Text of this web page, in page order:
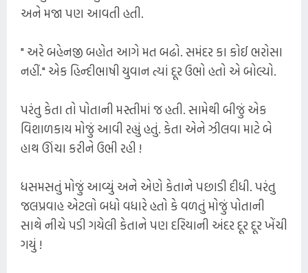
અને મજા પણ આવતી હતી.
" અરે બહેનજી બહોત આગે મત બઢો. સમંદર કા કોઈ ભરોસા
નહીં." એક હિન્દીભાષી યુવાન ત્યાં દૂર ઉભો હતો એ બોલ્યો.
પરંતુ કેતા તો પોતાની મસ્તીમાં જ હતી. સામેથી બીજું એક
વિશાળકાય મોજું આવી રહ્યું હતું. કેતા એને ઝીલવા માટે બે
હાથ ઊંચા કરીને ઉભી રહી !
ધસમસતું મોજું આવ્યું અને એણે કેતાને પછાડી દીધી. પરંતુ
જલપ્રવાહ એટલો બધો વધારે હતો કે વળતું મોજું પોતાની
સાથે નીચે પડી ગયેલી કેતાને પણ દરિયાની અંદર દૂર દૂર ખેંચી
ગયું !